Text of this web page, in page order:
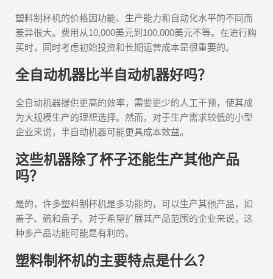
塑料制杯机的价格因功能、生产能力和自动化水平的不同而
差异很大。费用从10,000美元到100,000美元不等。在进行购
买时，同时考虑初始投资和长期运营成本是很重要的。
全自动机器比半自动机器好吗？
全自动机器提供更高的效率，需要更少的人工干预，使其成
为大规模生产的理想选择。然而，对于生产需求较低的小型
企业来说，半自动机器可能更具成本效益。
这些机器除了杯子还能生产其他产品
吗？
是的，许多塑料制杯机是多功能的，可以生产其他产品，如
盖子、碗和盘子。对于希望扩展其产品范围的企业来说，这
种多产品功能可能是有利的。
塑料制杯机的主要特点是什么？